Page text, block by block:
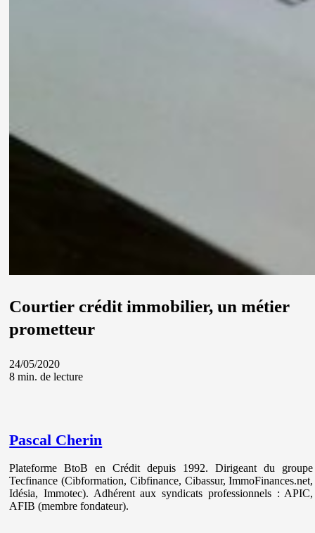
Courtier crédit immobilier, un métier
prometteur
24/05/2020
8 min. de lecture
Pascal Cherin
Plateforme BtoB en Crédit depuis 1992. Dirigeant du groupe
Tecfinance (Cibformation, Cibfinance, Cibassur, ImmoFinances.net,
Idésia, Immotec). Adhérent aux syndicats professionnels : APIC,
AFIB (membre fondateur).